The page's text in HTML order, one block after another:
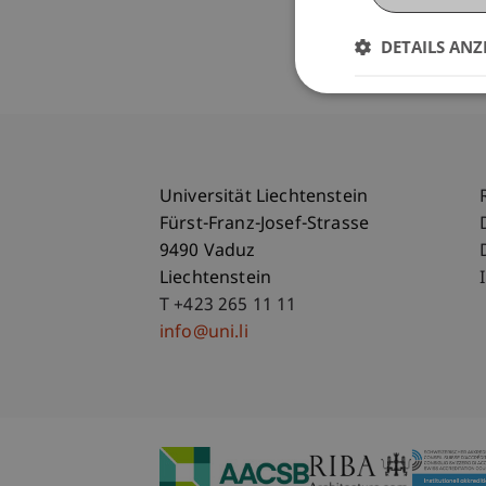
Universität Liechtenstein
Fürst-Franz-Josef-Strasse
9490 Vaduz
Liechtenstein
T +423 265 11 11
info@uni.li
DETAILS